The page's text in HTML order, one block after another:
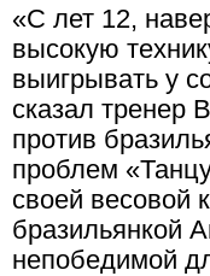
«С лет 12,
высокую
выигрывать у
сказал тренер
против
проблем
своей весовой
бразильянкой
непобедимой